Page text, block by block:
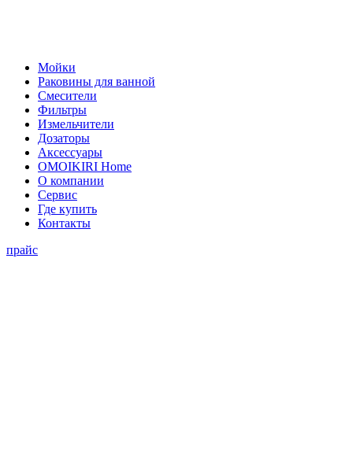
Мойки
Раковины для ванной
Смесители
Фильтры
Измельчители
Дозаторы
Аксессуары
OMOIKIRI Home
О компании
Сервис
Где купить
Контакты
прайс